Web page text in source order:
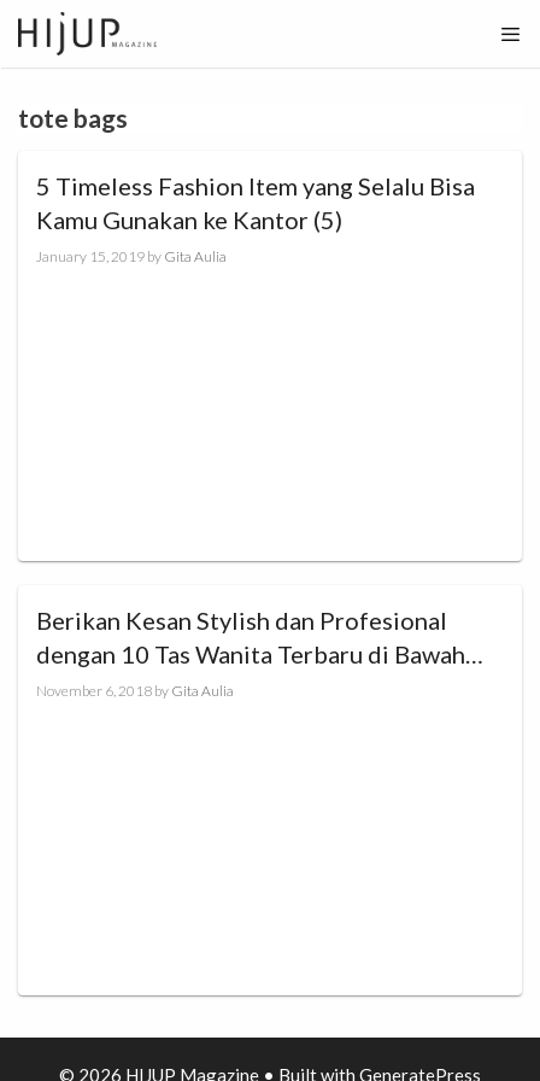
Skip
to
content
tote bags
5 Timeless Fashion Item yang Selalu Bisa
Kamu Gunakan ke Kantor (5)
January 15, 2019 by Gita Aulia
Berikan Kesan Stylish dan Profesional
dengan 10 Tas Wanita Terbaru di Bawah
500ribu
November 6, 2018 by Gita Aulia
© 2026 HIJUP Magazine • Built with GeneratePress